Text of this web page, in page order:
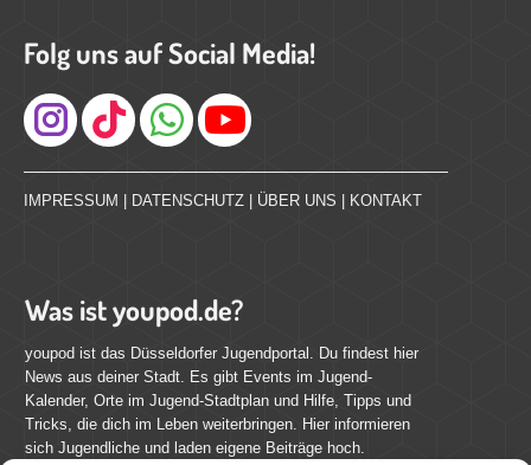
Folg uns auf Social Media!
Instagram
IMPRESSUM | DATENSCHUTZ | ÜBER UNS | KONTAKT
Was ist youpod.de?
youpod ist das Düsseldorfer Jugendportal. Du findest hier
News aus deiner Stadt. Es gibt Events im Jugend-
Kalender, Orte im Jugend-Stadtplan und Hilfe, Tipps und
Tricks, die dich im Leben weiterbringen. Hier informieren
sich Jugendliche und laden eigene Beiträge hoch.